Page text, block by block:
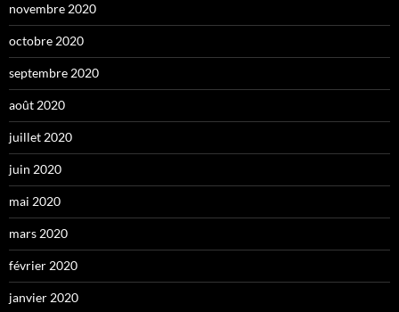
novembre 2020
octobre 2020
septembre 2020
août 2020
juillet 2020
juin 2020
mai 2020
mars 2020
février 2020
janvier 2020